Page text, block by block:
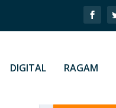
DIGITAL RAGAM